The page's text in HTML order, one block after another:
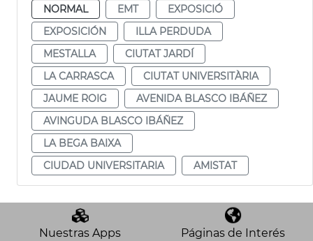
NORMAL
EMT
EXPOSICIÓ
EXPOSICIÓN
ILLA PERDUDA
MESTALLA
CIUTAT JARDÍ
LA CARRASCA
CIUTAT UNIVERSITÀRIA
JAUME ROIG
AVENIDA BLASCO IBÁÑEZ
AVINGUDA BLASCO IBÁÑEZ
LA BEGA BAIXA
CIUDAD UNIVERSITARIA
AMISTAT
Nuestras Apps Páginas de Interés